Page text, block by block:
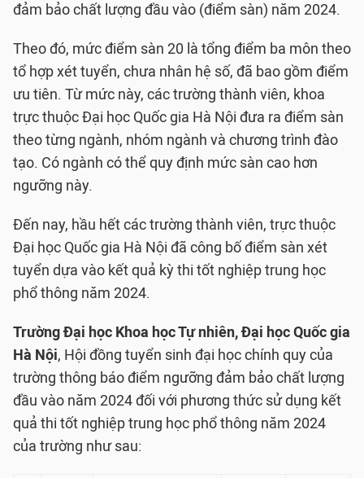
đảm bảo chất lượng đầu vào (điểm sàn) năm 2024.
Theo đó, mức điểm sàn 20 là tổng điểm ba môn theo
tổ hợp xét tuyển, chưa nhân hệ số, đã bao gồm điểm
ưu tiên. Từ mức này, các trường thành viên, khoa
trực thuộc Đại học Quốc gia Hà Nội đưa ra điểm sàn
theo từng ngành, nhóm ngành và chương trình đào
tạo. Có ngành có thể quy định mức sàn cao hơn
ngưỡng này.
Đến nay, hầu hết các trường thành viên, trực thuộc
Đại học Quốc gia Hà Nội đã công bố điểm sàn xét
tuyển dựa vào kết quả kỳ thi tốt nghiệp trung học
phổ thông năm 2024.
Trường Đại học Khoa học Tự nhiên, Đại học Quốc gia
Hà Nội, Hội đồng tuyển sinh đại học chính quy của
trường thông báo điểm ngưỡng đảm bảo chất lượng
đầu vào năm 2024 đối với phương thức sử dụng kết
quả thi tốt nghiệp trung học phổ thông năm 2024
của trường như sau: